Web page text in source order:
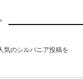
気のシルバニア投稿を